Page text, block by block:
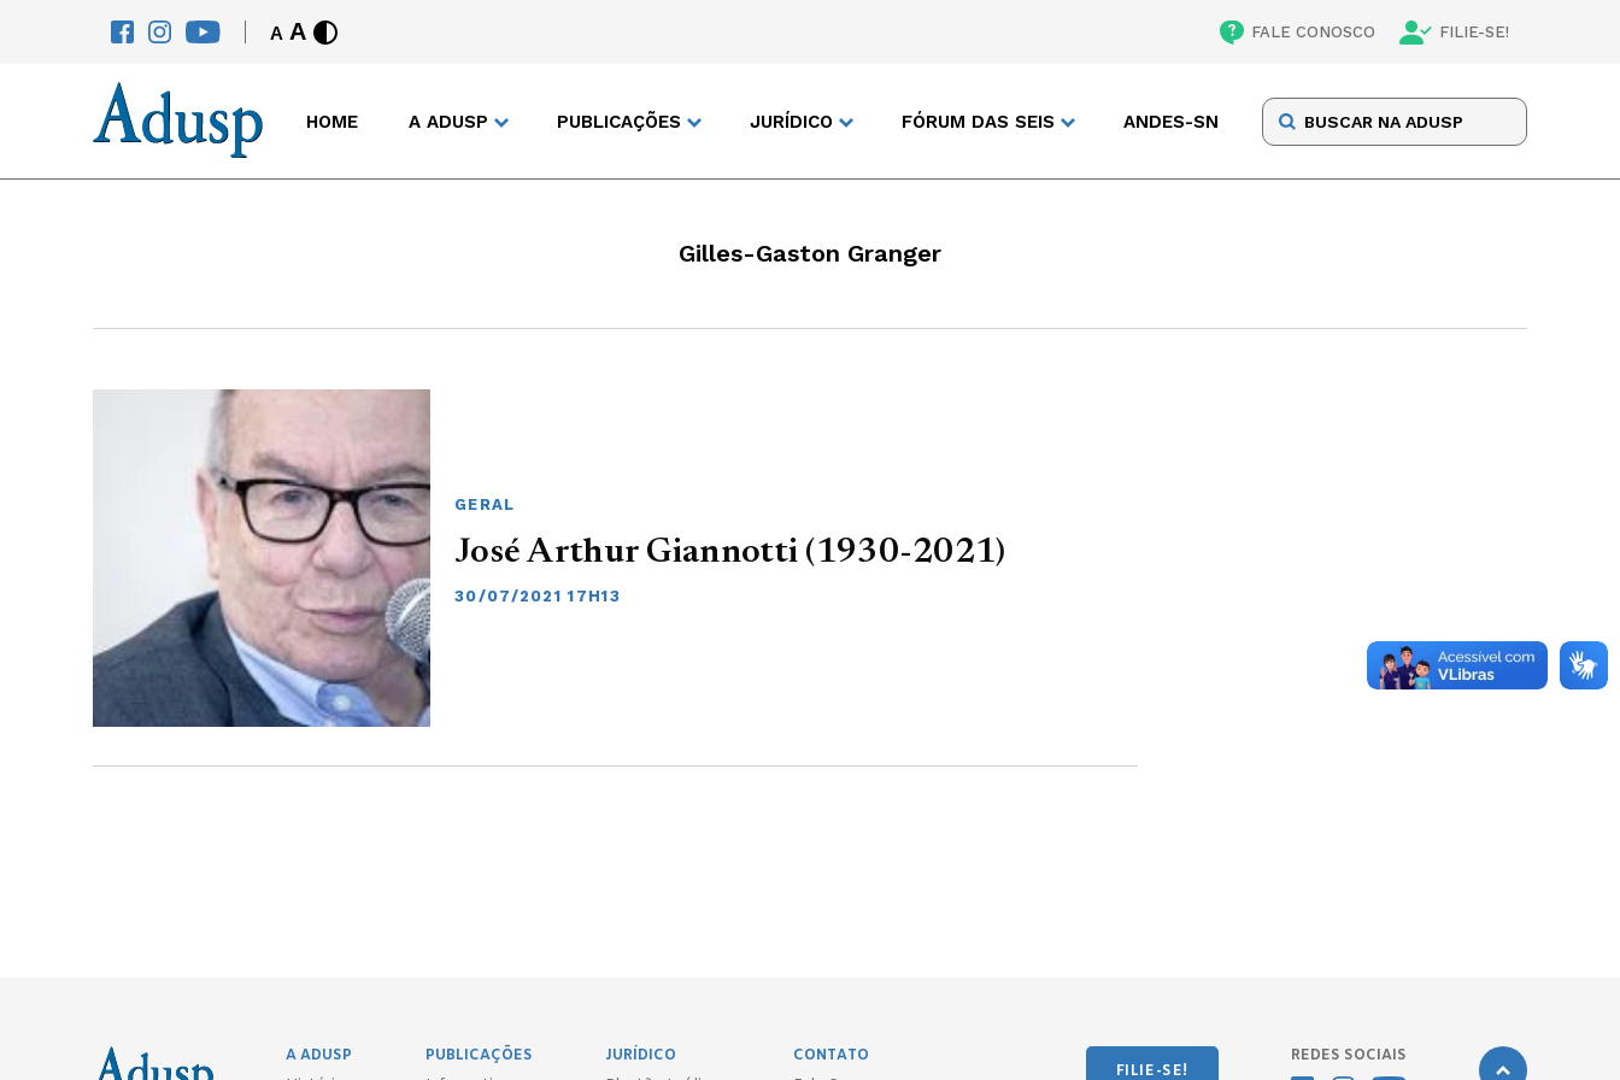
A A FALE CONOSCO FILIE-SE!
HOME A ADUSP PUBLICAÇÕES JURÍDICO FÓRUM DAS SEIS ANDES-SN
Gilles-Gaston Granger
GERAL
José Arthur Giannotti (1930-2021)
30/07/2021 17H13
A ADUSP
PUBLICAÇÕES
JURÍDICO
CONTATO
FILIE-SE!
REDES SOCIAIS